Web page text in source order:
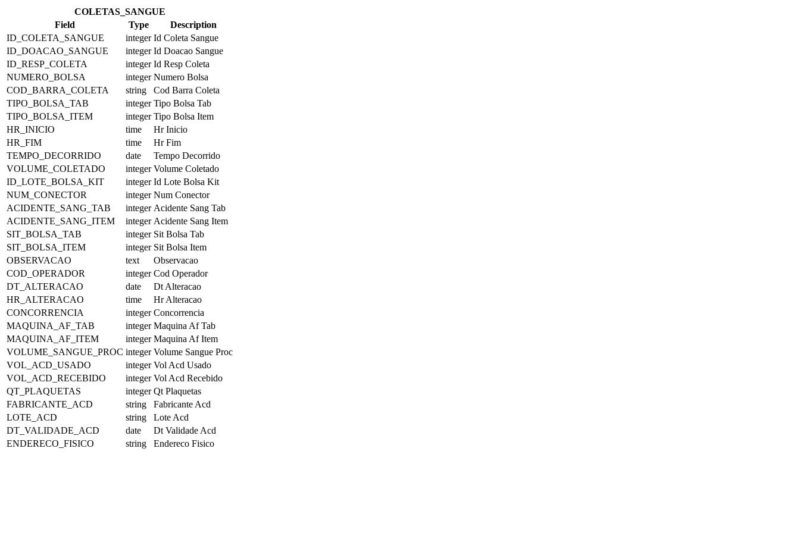
COLETAS_SANGUE
Field
Type
Description
ID_COLETA_SANGUE
integer Id Coleta Sangue
ID_DOACAO_SANGUE
integer Id Doacao Sangue
ID_RESP_COLETA
integer Id Resp Coleta
NUMERO_BOLSA
integer Numero Bolsa
COD_BARRA_COLETA
string
Cod Barra Coleta
TIPO_BOLSA_TAB
integer Tipo Bolsa Tab
TIPO_BOLSA_ITEM
integer Tipo Bolsa Item
HR_INICIO
time
Hr Inicio
HR_FIM
time
Hr Fim
TEMPO_DECORRIDO
date
Tempo Decorrido
VOLUME_COLETADO
integer Volume Coletado
ID_LOTE_BOLSA_KIT
integer Id Lote Bolsa Kit
NUM_CONECTOR
integer Num Conector
ACIDENTE_SANG_TAB
integer Acidente Sang Tab
ACIDENTE_SANG_ITEM
integer Acidente Sang Item
SIT_BOLSA_TAB
integer Sit Bolsa Tab
SIT_BOLSA_ITEM
integer Sit Bolsa Item
OBSERVACAO
text
Observacao
COD_OPERADOR
integer Cod Operador
DT_ALTERACAO
date
Dt Alteracao
HR_ALTERACAO
time
Hr Alteracao
CONCORRENCIA
integer Concorrencia
MAQUINA_AF_TAB
integer Maquina Af Tab
MAQUINA_AF_ITEM
integer Maquina Af Item
VOLUME_SANGUE_PROC integer Volume Sangue Proc
VOL_ACD_USADO
integer Vol Acd Usado
VOL_ACD_RECEBIDO
integer Vol Acd Recebido
QT_PLAQUETAS
integer Qt Plaquetas
FABRICANTE_ACD
string
Fabricante Acd
LOTE_ACD
string
Lote Acd
DT_VALIDADE_ACD
date
Dt Validade Acd
ENDERECO_FISICO
string Endereco Fisico